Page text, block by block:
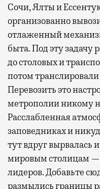
Сочи, Ялты и
организованно
отлаженный
быта. Под эту задачу
до столовых и
потом
Перевозить это
метрополии никому
Расслабленная
заповедниках и
тут вдруг вырвалась
мировым столицам —
лидеров. Добавьте
размылись границы